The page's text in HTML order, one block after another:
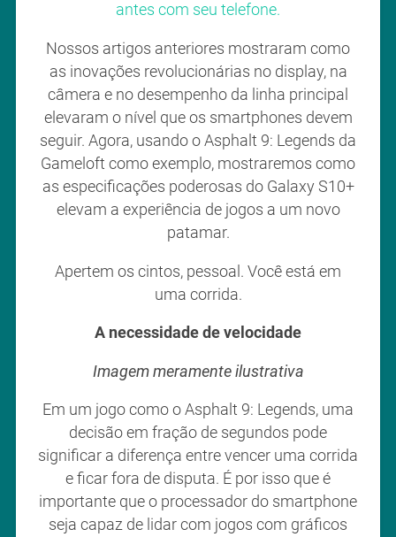
antes com seu telefone.
Nossos artigos anteriores mostraram como
as inovações revolucionárias no display, na
câmera e no desempenho da linha principal
elevaram o nível que os smartphones devem
seguir. Agora, usando o Asphalt 9: Legends da
Gameloft como exemplo, mostraremos como
as especificações poderosas do Galaxy S10+
elevam a experiência de jogos a um novo
patamar.
Apertem os cintos, pessoal. Você está em
uma corrida.
A necessidade de velocidade
Imagem meramente ilustrativa
Em um jogo como o Asphalt 9: Legends, uma
decisão em fração de segundos pode
significar a diferença entre vencer uma corrida
e ficar fora de disputa. É por isso que é
importante que o processador do smartphone
seja capaz de lidar com jogos com gráficos